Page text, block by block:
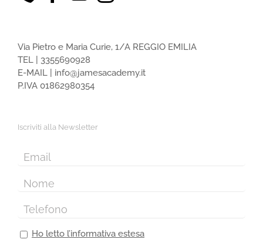
Via Pietro e Maria Curie, 1/A REGGIO EMILIA
TEL | 3355690928
E-MAIL | info@jamesacademy.it
P.IVA 01862980354
Iscriviti alla Newsletter
Ho letto l’informativa estesa